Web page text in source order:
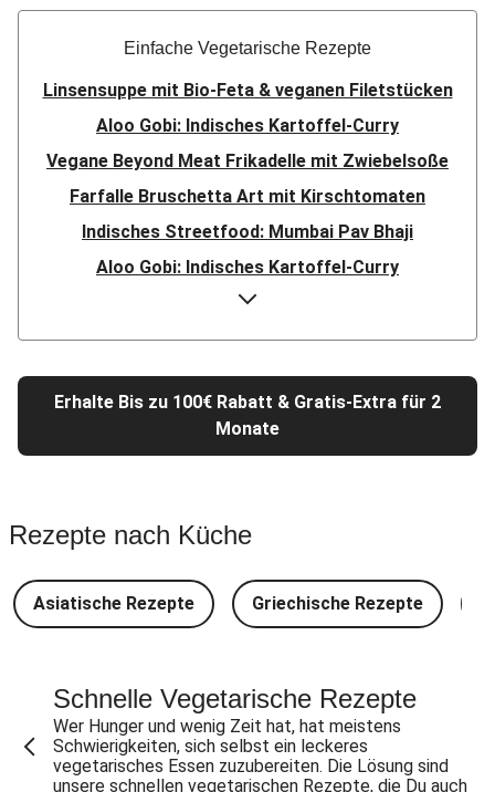
Einfache Vegetarische Rezepte
Linsensuppe mit Bio-Feta & veganen Filetstücken
Aloo Gobi: Indisches Kartoffel-Curry
Vegane Beyond Meat Frikadelle mit Zwiebelsoße
Farfalle Bruschetta Art mit Kirschtomaten
Indisches Streetfood: Mumbai Pav Bhaji
Aloo Gobi: Indisches Kartoffel-Curry
Nepalesisches Linsen Dal Bhat
Rauchige Süßkartoffel-Blumenkohl-Tajine
Nord-Indischer Palak Paneer in spicy Spinatcurry
Bowl & doppelt veganen Sweet-Chili-Filetstücken
Perlencouscous-Minestrone mit Kichererbsen
Camembert En Croûte mit Kartoffeln und Salat
Japanische Aubergine mit Miso-Glasur
Scharfe Linsensuppe mit Bio-Feta und veganen
Filetstücken
Scharfe Marokkanische Linsensuppe mit Bio-Feta
Erhalte Bis zu 100€ Rabatt & Gratis-Extra für 2
Monate
Rezepte nach Küche
Asiatische Rezepte Griechische Rezepte
Schnelle Vegetarische Rezepte
Wer Hunger und wenig Zeit hat, hat meistens
Schwierigkeiten, sich selbst ein leckeres
vegetarisches Essen zuzubereiten. Die Lösung sind
unsere schnellen vegetarischen Rezepte, die Du auch